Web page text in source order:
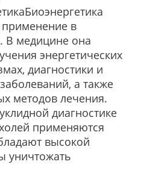
применение в
В медицине она
энергетических
диагностики и
а также
методов лечения.
диагностике
применяются
высокой
уничтожать